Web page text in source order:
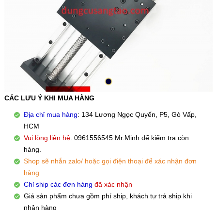
CÁC LƯU Ý KHI MUA HÀNG
Địa chỉ mua hàng: 134 Lương Ngọc Quyến, P5, Gò Vấp,
HCM
Vui lòng liên hệ: 0961556545 Mr.Minh để kiểm tra còn
hàng.
Shop sẽ nhắn zalo/ hoặc gọi điện thoại để xác nhận đơn
hàng
Chỉ ship các đơn hàng đã xác nhận
Giá sản phẩm chưa gồm phí ship, khách tự trả ship khi
nhận hàng